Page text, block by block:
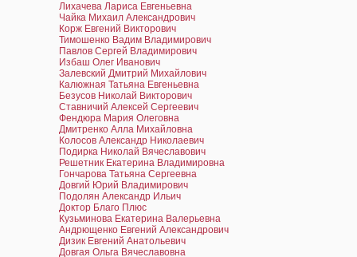
Лихачева Лариса Евгеньевна
Чайка Михаил Александрович
Корж Евгений Викторович
Тимошенко Вадим Владимирович
Павлов Сергей Владимирович
Избаш Олег Иванович
Залевский Дмитрий Михайлович
Калюжная Татьяна Евгеньевна
Безусов Николай Викторович
Ставничий Алексей Сергеевич
Фендюра Мария Олеговна
Дмитренко Алла Михайловна
Колосов Александр Николаевич
Подирка Николай Вячеславович
Решетник Екатерина Владимировна
Гончарова Татьяна Сергеевна
Довгий Юрий Владимирович
Подолян Александр Ильич
Доктор Благо Плюс
Кузьминова Екатерина Валерьевна
Андрющенко Евгений Александрович
Дизик Евгений Анатольевич
Довгая Ольга Вячеславовна